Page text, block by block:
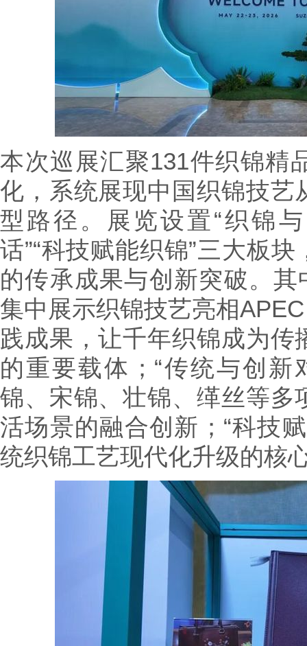
本次巡展汇聚131件织锦精
化，系统展现中国织锦技艺
型路径。展览设置“织锦
话”“科技赋能织锦”三大板
的传承成果与创新突破。其
集中展示织锦技艺亮相
践成果，让千年织锦成为
的重要载体；“传统与创
锦、宋锦、壮锦、缂丝等多
活场景的融合创新；“科技
统织锦工艺现代化升级的核